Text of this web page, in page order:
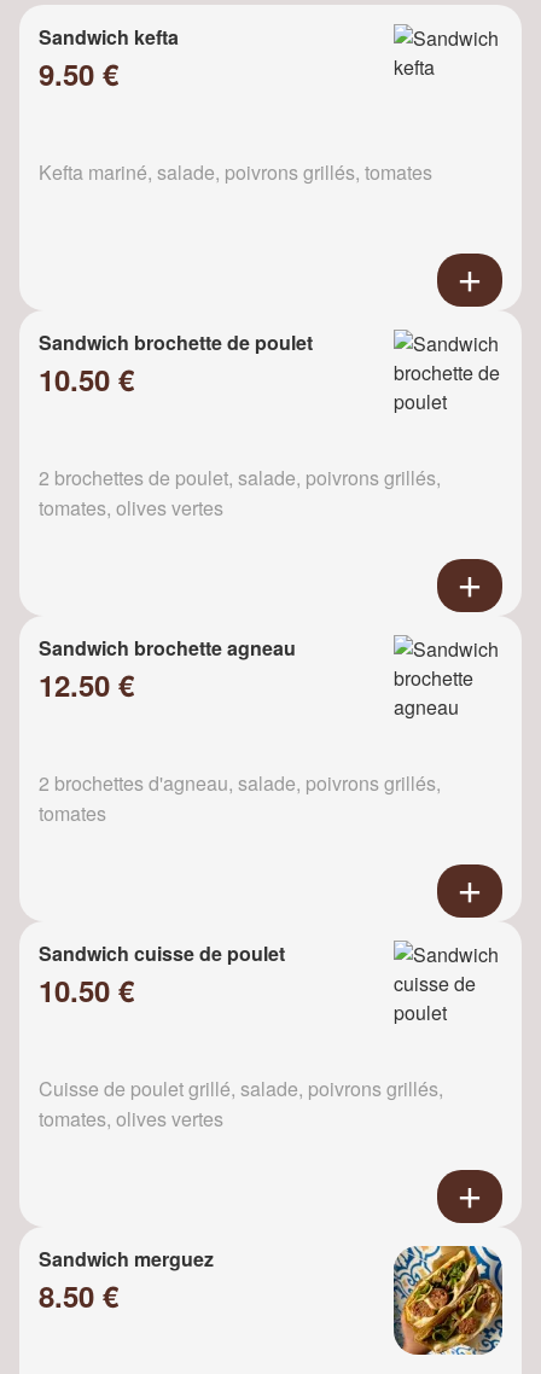
Sandwich kefta
9.50 €
Kefta mariné, salade, poivrons grillés, tomates
Sandwich brochette de poulet
10.50 €
2 brochettes de poulet, salade, poivrons grillés,
tomates, olives vertes
Sandwich brochette agneau
12.50 €
2 brochettes d'agneau, salade, poivrons grillés,
tomates
Sandwich cuisse de poulet
10.50 €
Cuisse de poulet grillé, salade, poivrons grillés,
tomates, olives vertes
Sandwich merguez
8.50 €